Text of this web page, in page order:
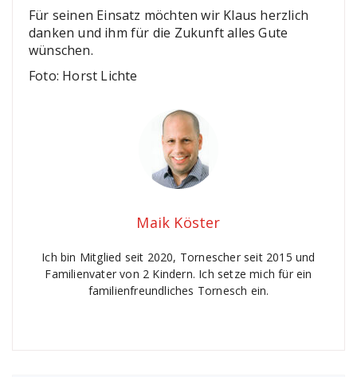
Für seinen Einsatz möchten wir Klaus herzlich
danken und ihm für die Zukunft alles Gute
wünschen.
Foto: Horst Lichte
Maik Köster
Ich bin Mitglied seit 2020, Tornescher seit 2015 und
Familienvater von 2 Kindern. Ich setze mich für ein
familienfreundliches Tornesch ein.